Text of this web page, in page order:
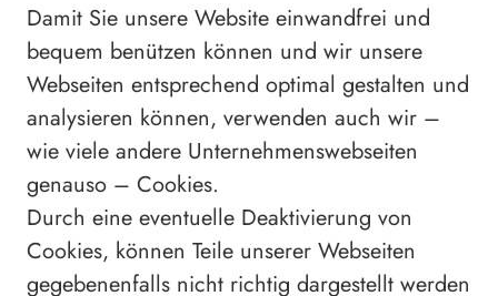
Damit Sie unsere Website einwandfrei und
bequem benützen können und wir unsere
Webseiten entsprechend optimal gestalten und
analysieren können, verwenden auch wir –
wie viele andere Unternehmenswebseiten
genauso – Cookies.
Durch eine eventuelle Deaktivierung von
Cookies, können Teile unserer Webseiten
gegebenenfalls nicht richtig dargestellt werden